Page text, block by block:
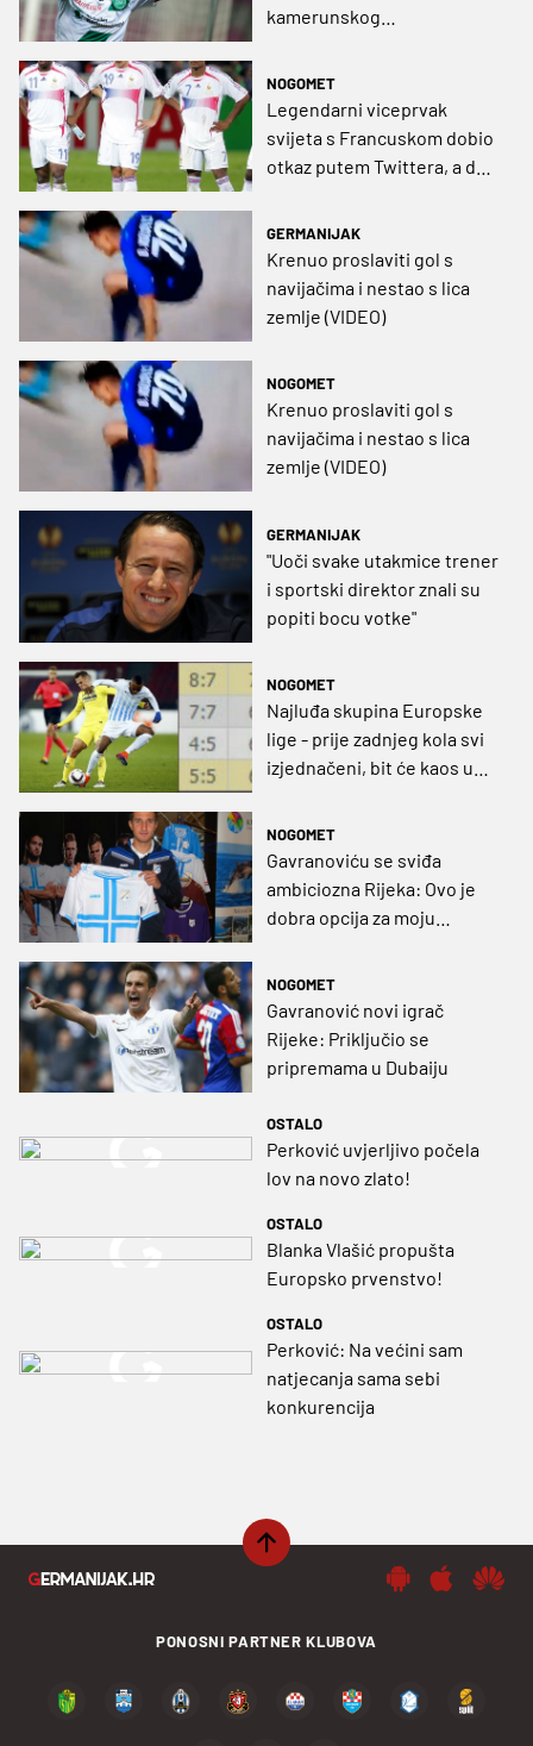
kamerunskog
NOGOMET
Legendarni viceprvak
svijeta s Francuskom dobio
otkaz putem Twittera, a da
GERMANIJAK
Krenuo proslaviti gol s
navijačima i nestao s lica
zemlje (VIDEO)
NOGOMET
Krenuo proslaviti gol s
navijačima i nestao s lica
zemlje (VIDEO)
GERMANIJAK
"Uoči svake utakmice trener
i sportski direktor znali su
popiti bocu votke"
NOGOMET
Najluđa skupina Europske
lige - prije zadnjeg kola svi
izjednačeni, bit će kaos u
NOGOMET
Gavranoviću se sviđa
ambiciozna Rijeka: Ovo je
dobra opcija za moju
NOGOMET
Gavranović novi igrač
Rijeke: Priključio se
pripremama u Dubaiju
OSTALO
Perković uvjerljivo počela
lov na novo zlato!
OSTALO
Blanka Vlašić propušta
Europsko prvenstvo!
OSTALO
Perković: Na većini sam
natjecanja sama sebi
konkurencija
PONOSNI PARTNER KLUBOVA